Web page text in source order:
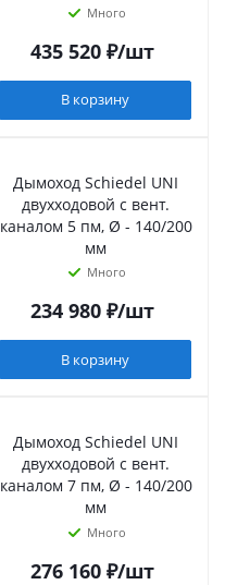
Много
435 520₽/шт
В корзину
Дымоход Schiedel UNI
двухходовой с вент.
каналом 5 пм, Ø - 140/200
мм
Много
234 980₽/шт
В корзину
Дымоход Schiedel UNI
двухходовой с вент.
каналом 7 пм, Ø - 140/200
мм
Много
276 160₽/шт